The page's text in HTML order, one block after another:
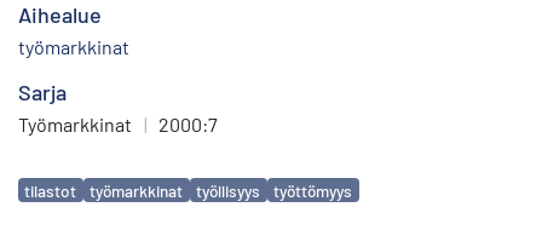
Aihealue
työmarkkinat
Sarja
Työmarkkinat | 2000:7
Avainsanat
tilastot työmarkkinat työllisyys työttömyys